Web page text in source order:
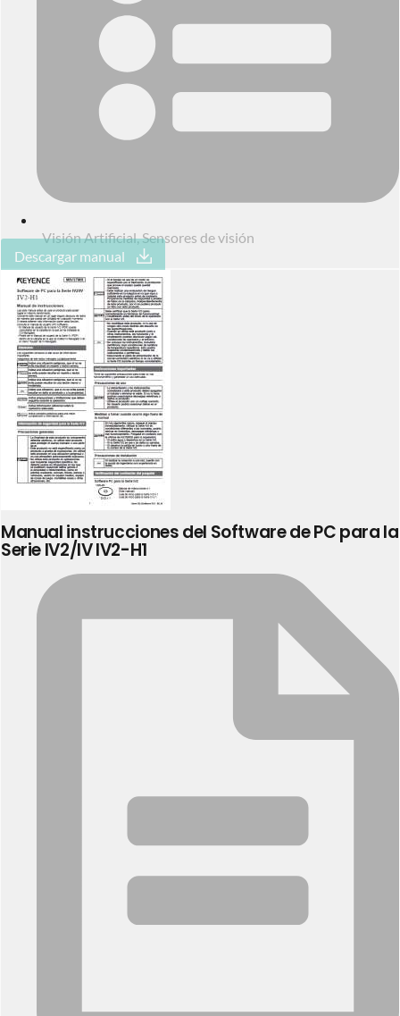
Visión Artificial,Sensores de visión
Descargar manual
Manual instrucciones del Software de PC para la
Serie IV2/IV IV2-H1